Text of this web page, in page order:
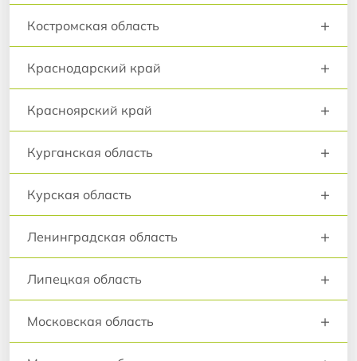
Костромская область +
Краснодарский край +
Красноярский край +
Курганская область +
Курская область +
Ленинградская область +
Липецкая область +
Московская область +